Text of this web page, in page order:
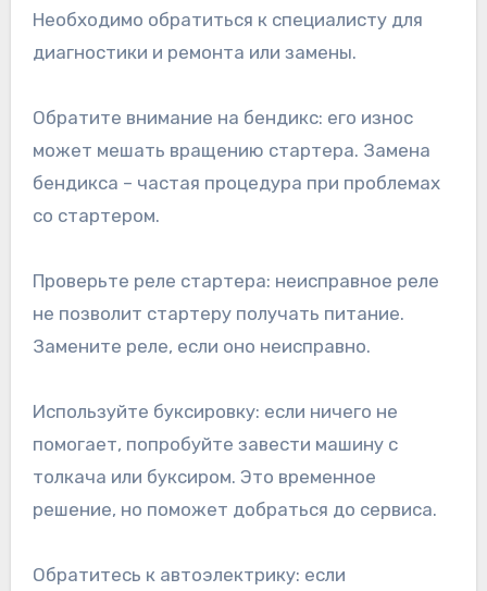
Необходимо обратиться к специалисту для
диагностики и ремонта или замены.
Обратите внимание на бендикс: его износ
может мешать вращению стартера. Замена
бендикса – частая процедура при проблемах
со стартером.
Проверьте реле стартера: неисправное реле
не позволит стартеру получать питание.
Замените реле, если оно неисправно.
Используйте буксировку: если ничего не
помогает, попробуйте завести машину с
толкача или буксиром. Это временное
решение, но поможет добраться до сервиса.
Обратитесь к автоэлектрику: если